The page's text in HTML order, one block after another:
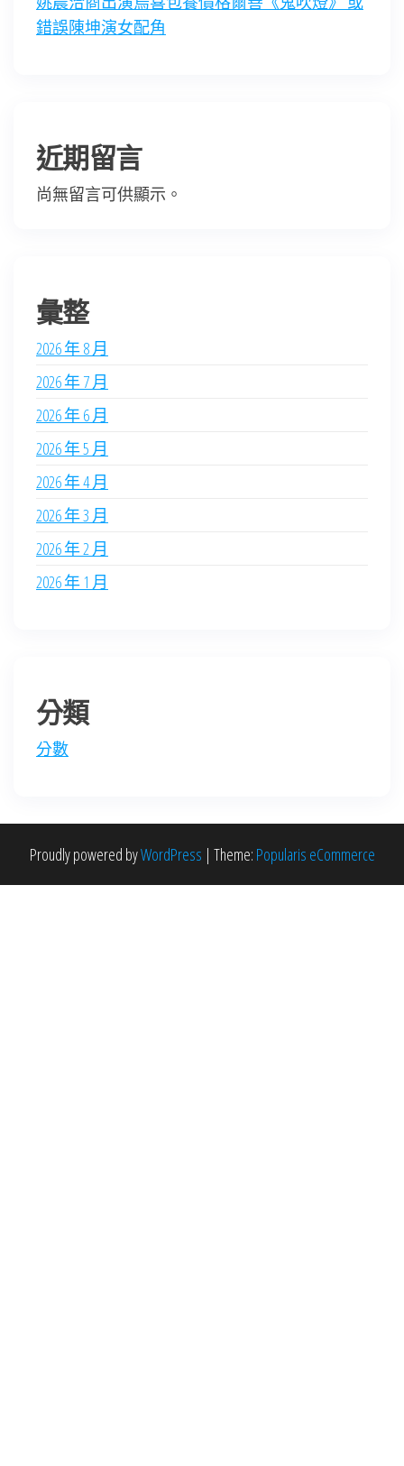
錯誤陳坤演女配角
近期留言
尚無留言可供顯示。
彙整
2026 年 8 月
2026 年 7 月
2026 年 6 月
2026 年 5 月
2026 年 4 月
2026 年 3 月
2026 年 2 月
2026 年 1 月
分類
分數
Proudly powered byWordPress | Theme: Popularis eCommerce